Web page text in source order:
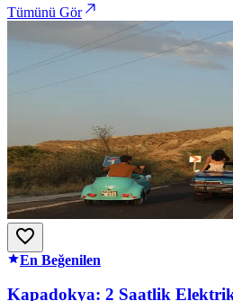
Tümünü Gör
En Beğenilen
Kapadokya: 2 Saatlik